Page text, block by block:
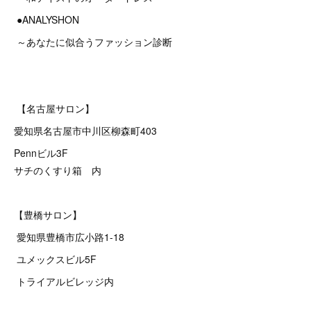
●ANALYSHON
～あなたに似合うファッション診断
【名古屋サロン】
愛知県名古屋市中川区柳森町403
Pennビル3F
サチのくすり箱 内
【豊橋サロン】
愛知県豊橋市広小路1-18
ユメックスビル5F
トライアルビレッジ内